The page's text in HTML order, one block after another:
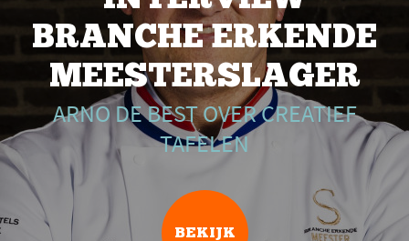
BRANCHE ERKENDE
MEESTERSLAGER
ARNO DE BEST OVER CREATIEF
TAFELEN
BEKIJK